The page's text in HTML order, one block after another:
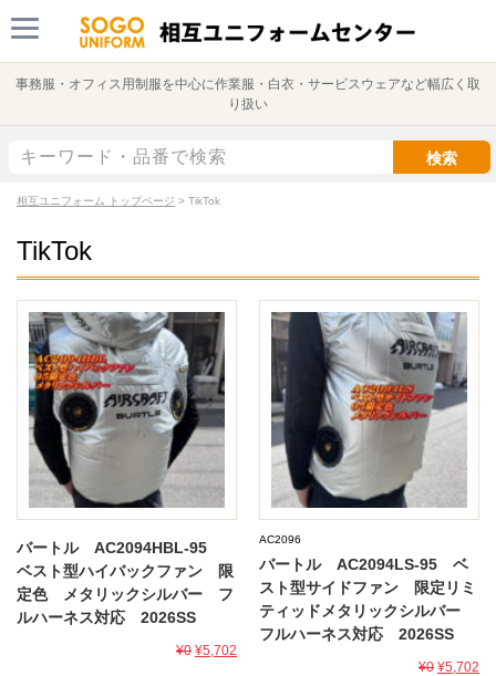
事務服・オフィス用制服を中心に作業服・白衣・サービスウェアなど幅広く取
り扱い
検索
相互ユニフォーム トップページ > TikTok
TikTok
バートル AC2094HBL-95
ベスト型ハイバックファン 限
定色 メタリックシルバー フ
ルハーネス対応 2026SS
¥0 ¥5,702
AC2096
バートル AC2094LS-95 ベ
スト型サイドファン 限定リミ
ティッドメタリックシルバー
フルハーネス対応 2026SS
¥0 ¥5,702